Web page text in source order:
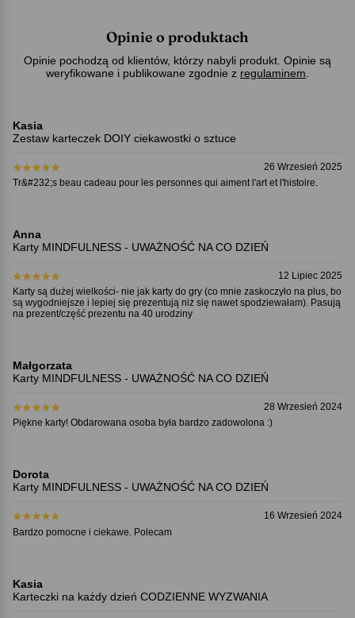
Opinie o produktach
Opinie pochodzą od klientów, którzy nabyli produkt. Opinie są
weryfikowane i publikowane zgodnie z regulaminem
Zestaw karteczek DOIY ciekawostki o sztuce
Kasia
26 Wrzesień 2025
Tr&#232;s beau cadeau pour les personnes qui aiment l'art et l'histoire.
Karty MINDFULNESS - UWAŻNOŚĆ NA CO DZIEŃ
Anna
12 Lipiec 2025
Karty są dużej wielkości- nie jak karty do gry (co mnie zaskoczyło na plus, bo
są wygodniejsze i lepiej się prezentują niż się nawet spodziewałam). Pasują
na prezent/część prezentu na 40 urodziny
Karty MINDFULNESS - UWAŻNOŚĆ NA CO DZIEŃ
Małgorzata
28 Wrzesień 2024
Piękne karty! Obdarowana osoba była bardzo zadowolona :)
Karty MINDFULNESS - UWAŻNOŚĆ NA CO DZIEŃ
Dorota
16 Wrzesień 2024
Bardzo pomocne i ciekawe. Polecam
Karteczki na każdy dzień CODZIENNE WYZWANIA
Kasia